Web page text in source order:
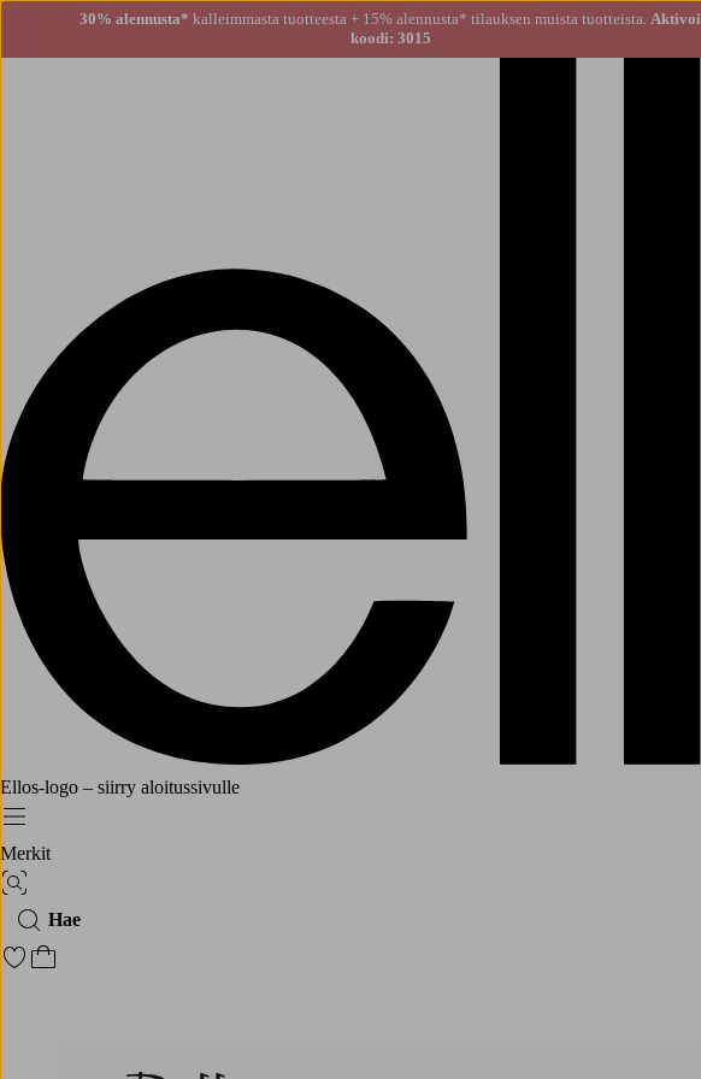
30% alennusta* kalleimmasta tuotteesta + 15% alennusta* tilauksen muista tuotteista. Aktivoi
koodi: 3015
Ellos-logo – siirry aloitussivulle
Menu
Merkit
Kuvahaku
Hae
Siirry merkittyihin suosikkituotteisiin
Siirry ostoskoriin